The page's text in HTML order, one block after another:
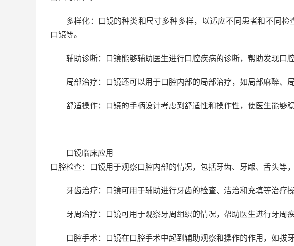
多样化：口镜的种类和尺寸多种多样，以适应不同患者和不同
口镜等。
辅助诊断：口镜能够辅助医生进行口腔疾病的诊断，帮助发现口
局部治疗：口镜还可以用于口腔内部的局部治疗，如局部麻醉、
舒适操作：口镜的手柄设计考虑到舒适性和操作性，使医生能够
口镜临床应用
口腔检查：口镜用于观察口腔内部的情况，包括牙齿、牙龈、舌头等
牙齿治疗：口镜可用于辅助进行牙齿的检查、洁治和充填等治疗操
牙周治疗：口镜可用于观察牙周组织的情况，帮助医生进行牙周
口腔手术：口镜在口腔手术中起到辅助观察和操作的作用，如拔